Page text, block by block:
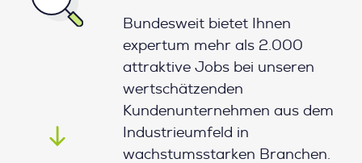
Bundesweit bietet Ihnen
expertum mehr als 2.000
attraktive Jobs bei unseren
wertschätzenden
Kundenunternehmen aus dem
Industrieumfeld in
wachstumsstarken Branchen.